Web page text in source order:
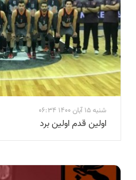
شنبه 15 آبان 1400 06:34
اولین قدم اولین برد